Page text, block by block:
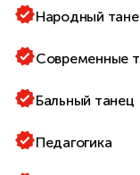
Народный
Современные
Бальный танец
Педагогика